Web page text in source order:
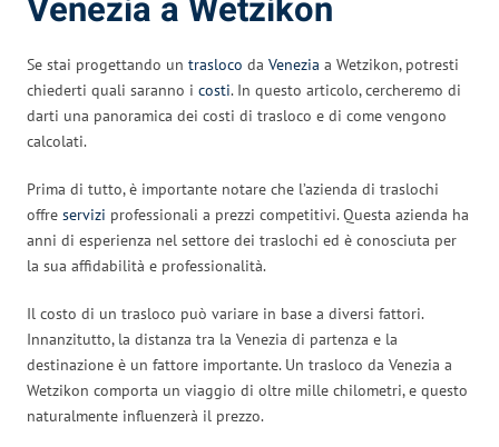
Venezia a Wetzikon
Se stai progettando un trasloco da Venezia a Wetzikon, potresti
chiederti quali saranno i costi. In questo articolo, cercheremo di
darti una panoramica dei costi di trasloco e di come vengono
calcolati.
Prima di tutto, è importante notare che l’azienda di traslochi
offre servizi professionali a prezzi competitivi. Questa azienda ha
anni di esperienza nel settore dei traslochi ed è conosciuta per
la sua affidabilità e professionalità.
Il costo di un trasloco può variare in base a diversi fattori.
Innanzitutto, la distanza tra la Venezia di partenza e la
destinazione è un fattore importante. Un trasloco da Venezia a
Wetzikon comporta un viaggio di oltre mille chilometri, e questo
naturalmente influenzerà il prezzo.